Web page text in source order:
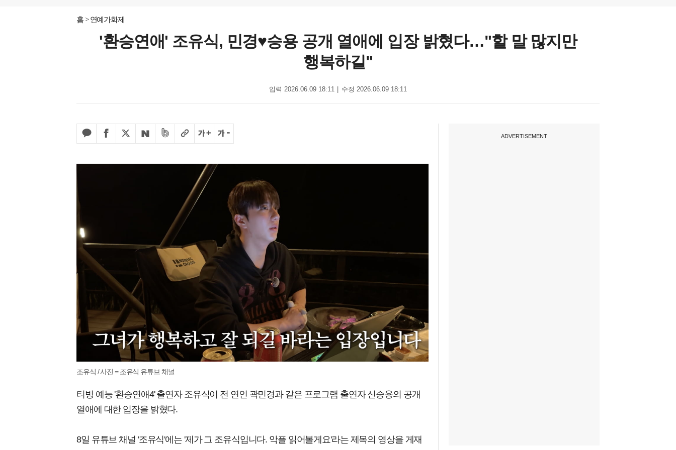
홈 연예가화제
'환승연애' 조유식, 민경♥승용 공개 열애에 입장 밝혔다…"할 말 많지만
행복하길"
입력 2026.06.09 18:11 수정 2026.06.09 18:11
조유식 / 사진 = 조유식 유튜브 채널
티빙 예능 '환승연애4' 출연자 조유식이 전 연인 곽민경과 같은 프로그램 출연자 신승용의 공개
열애에 대한 입장을 밝혔다.
8일 유튜브 채널 '조유식'에는 '제가 그 조유식입니다. 악플 읽어볼게요'라는 제목의 영상을 게재
ADVERTISEMENT